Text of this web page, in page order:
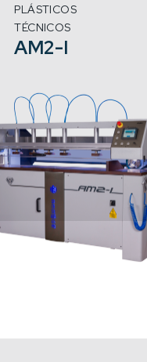
PLÁSTICOS
TÉCNICOS
AM2-I